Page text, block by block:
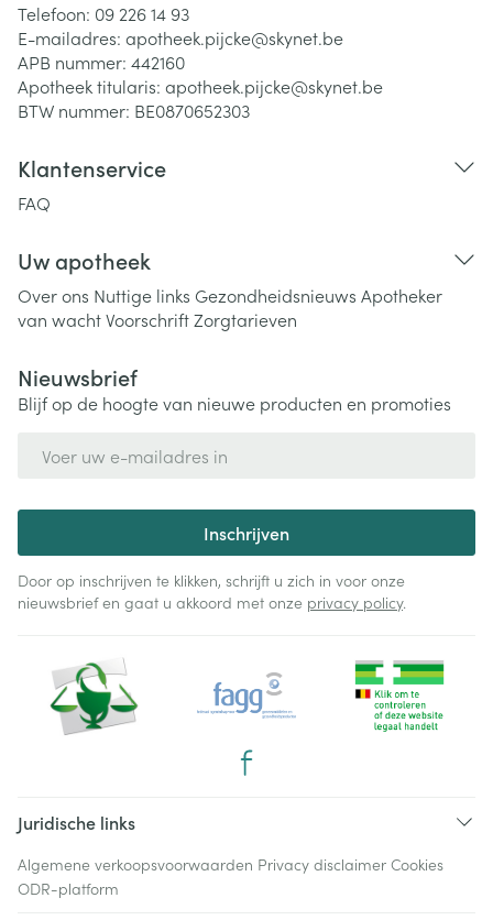
Telefoon: 09 226 14 93
E-mailadres: apotheek.pijcke@skynet.be
APB nummer: 442160
Apotheek titularis: apotheek.pijcke@skynet.be
BTW nummer: BE0870652303
Klantenservice
FAQ
Uw apotheek
Over ons Nuttige links Gezondheidsnieuws Apotheker
van wachtVoorschriftZorgtarieven
Nieuwsbrief
Blijf op de hoogte van nieuwe producten en promoties
Inschrijven
Door op inschrijven te klikken, schrijft u zich in voor onze
nieuwsbrief en gaat u akkoord met onze privacy policy.
Juridische links
Algemene verkoopsvoorwaarden Privacy disclaimer Cookies
ODR-platform